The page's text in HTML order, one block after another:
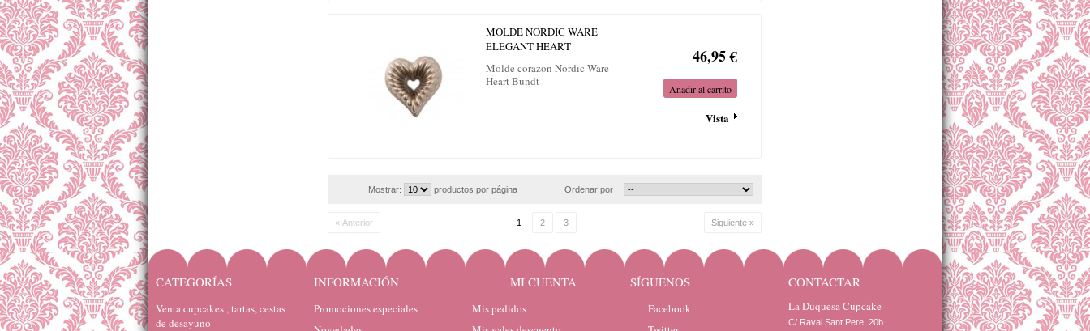
MOLDE NORDIC WARE
ELEGANT HEART
Molde corazon Nordic Ware
Heart Bundt
46,95 €
Añadir al carrito
Vista
Ordenar por
Mostrar: productos por página
« Anterior 1 2 3 Siguiente »
CATEGORÍAS
Venta cupcakes , tartas, cestas
de desayuno
INFORMACIÓN
Promociones especiales
MI CUENTA
Mis pedidos
SÍGUENOS
Facebook
CONTACTAR
La Duquesa Cupcake
C/ Raval Sant Pere, 20b